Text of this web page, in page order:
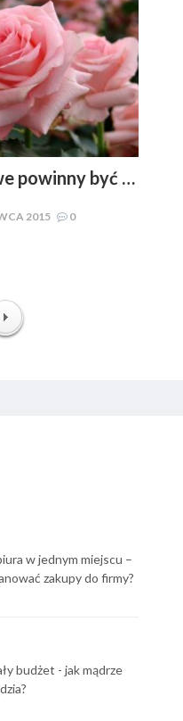
Kompozycje kwiatowe powinny być dopasowywane do charakteru i stylu aranżacyjnego wnętrza. Obowiązuje zasada: im mniej, tym lepiej
2015 0
w jednym miejscu –
zakupy do firmy?
budżet - jak mądrze